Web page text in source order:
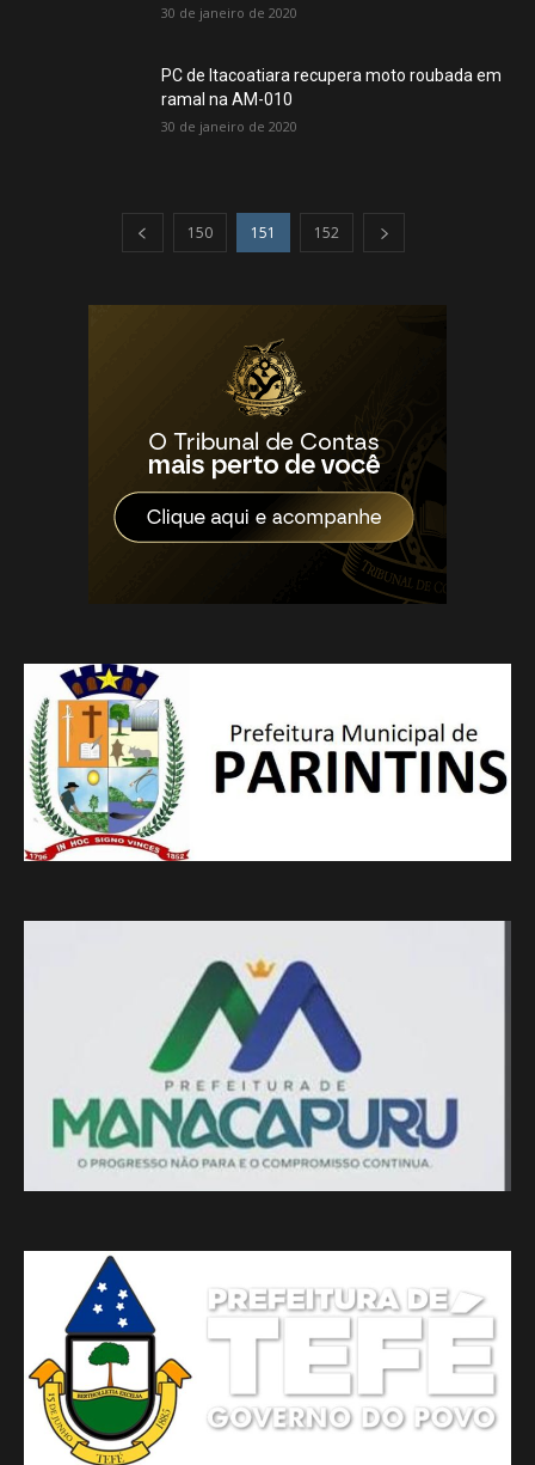
30 de janeiro de 2020
PC de Itacoatiara recupera moto roubada em
ramal na AM-010
30 de janeiro de 2020
150 151 152